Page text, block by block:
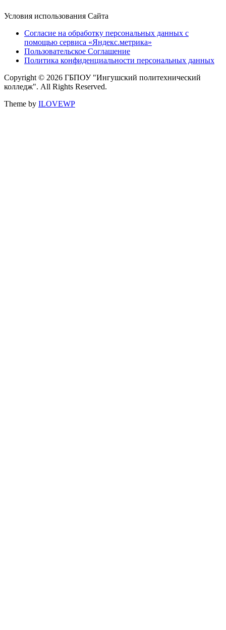
Условия использования Сайта
Согласие на обработку персональных данных с
помощью сервиса «Яндекс.метрика»
Пользовательское Соглашение
Политика конфиденциальности персональных данных
Copyright © 2026 ГБПОУ "Ингушский политехнический
колледж". All Rights Reserved.
Theme by ILOVEWP